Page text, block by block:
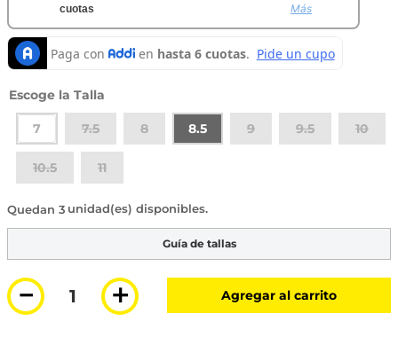
cuotas
Más
Talla
7 7.5 8 8.5 9 9.5 10
10.5 11
3 disponibles
Guía de tallas
＋
－ Agregar al carrito